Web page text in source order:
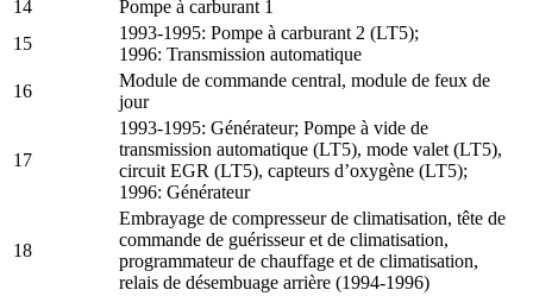
14
Pompe à carburant 1
15
1993-1995: Pompe à carburant 2 (LT5);
1996: Transmission automatique
16
Module de commande central, module de feux de
jour
17
1993-1995: Générateur; Pompe à vide de
transmission automatique (LT5), mode valet (LT5),
circuit EGR (LT5), capteurs d’oxygène (LT5);
1996: Générateur
18
Embrayage de compresseur de climatisation, tête de
commande de guérisseur et de climatisation,
programmateur de chauffage et de climatisation,
relais de désembuage arrière (1994-1996)